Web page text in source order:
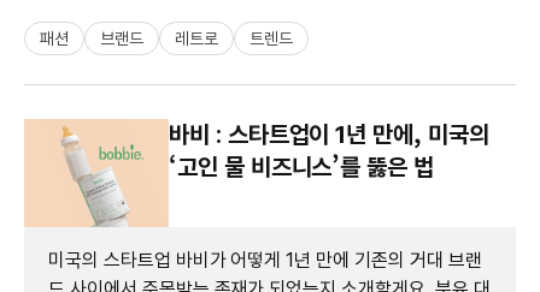
패션 브랜드 레트로 트렌드
바비 : 스타트업이 1년 만에, 미국의
‘고인 물 비즈니스’를 뚫은 법
미국의 스타트업 바비가 어떻게 1년 만에 기존의 거대 브랜